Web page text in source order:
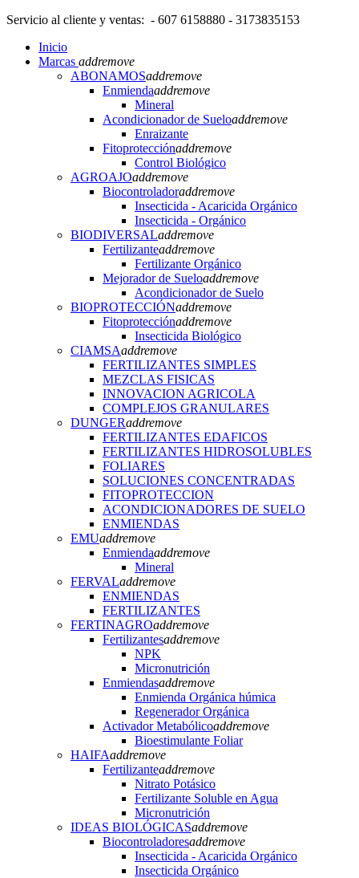
Servicio al cliente y ventas: - 607 6158880 - 3173835153
Inicio
Marcas addremove
ABONAMOSaddremove
Enmiendaaddremove
Mineral
Acondicionador de Sueloaddremove
Enraizante
Fitoprotecciónaddremove
Control Biológico
AGROAJOaddremove
Biocontroladoraddremove
Insecticida - Acaricida Orgánico
Insecticida - Orgánico
BIODIVERSALaddremove
Fertilizanteaddremove
Fertilizante Orgánico
Mejorador de Sueloaddremove
Acondicionador de Suelo
BIOPROTECCIÓNaddremove
Fitoprotecciónaddremove
Insecticida Biológico
CIAMSAaddremove
FERTILIZANTES SIMPLES
MEZCLAS FISICAS
INNOVACION AGRICOLA
COMPLEJOS GRANULARES
DUNGERaddremove
FERTILIZANTES EDAFICOS
FERTILIZANTES HIDROSOLUBLES
FOLIARES
SOLUCIONES CONCENTRADAS
FITOPROTECCION
ACONDICIONADORES DE SUELO
ENMIENDAS
EMUaddremove
Enmiendaaddremove
Mineral
FERVALaddremove
ENMIENDAS
FERTILIZANTES
FERTINAGROaddremove
Fertilizantesaddremove
NPK
Micronutrición
Enmiendasaddremove
Enmienda Orgánica húmica
Regenerador Orgánica
Activador Metabólicoaddremove
Bioestimulante Foliar
HAIFAaddremove
Fertilizanteaddremove
Nitrato Potásico
Fertilizante Soluble en Agua
Micronutrición
IDEAS BIOLÓGICASaddremove
Biocontroladoresaddremove
Insecticida - Acaricida Orgánico
Insecticida Orgánico